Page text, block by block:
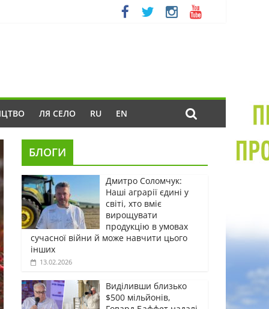
ЛЯ СЕЛО RU EN
БЛОГИ
Дмитро Соломчук:
Наші аграрії єдині у
світі, хто вміє
вирощувати
продукцію в умовах
сучасної війни й може навчити цього
інших
13.02.2026
Виділивши близько
$500 мільйонів,